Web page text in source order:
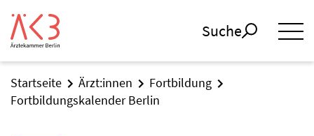
Suche
Startseite Ärzt:innen
Fortbildung
Fortbildungskalender Berlin